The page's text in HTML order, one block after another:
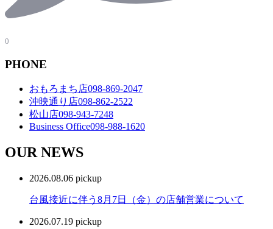
0
PHONE
おもろまち店098-869-2047
沖映通り店098-862-2522
松山店098-943-7248
Business Office098-988-1620
OUR NEWS
2026.08.06 pickup
台風接近に伴う8月7日（金）の店舗営業について
2026.07.19 pickup